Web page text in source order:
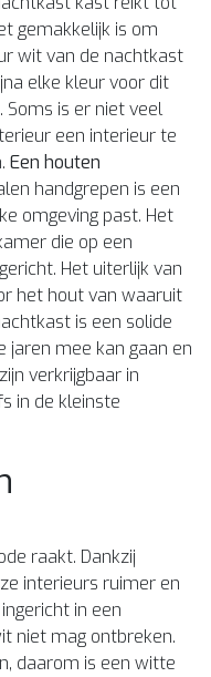
gemakkelijk is om
wit van de nachtkast
elke kleur voor dit
is er niet veel
een interieur te
Een houten
handgrepen is een
omgeving past. Het
die op een
Het uiterlijk van
het hout van waaruit
is een solide
mee kan gaan en
verkrijgbaar in
in de kleinste
raakt. Dankzij
interieurs ruimer en
in een
niet mag ontbreken.
daarom is een witte